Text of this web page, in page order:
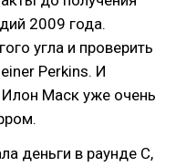
2009 года.
угла и проверить
Perkins. И
Маск уже очень
деньги в раунде С,